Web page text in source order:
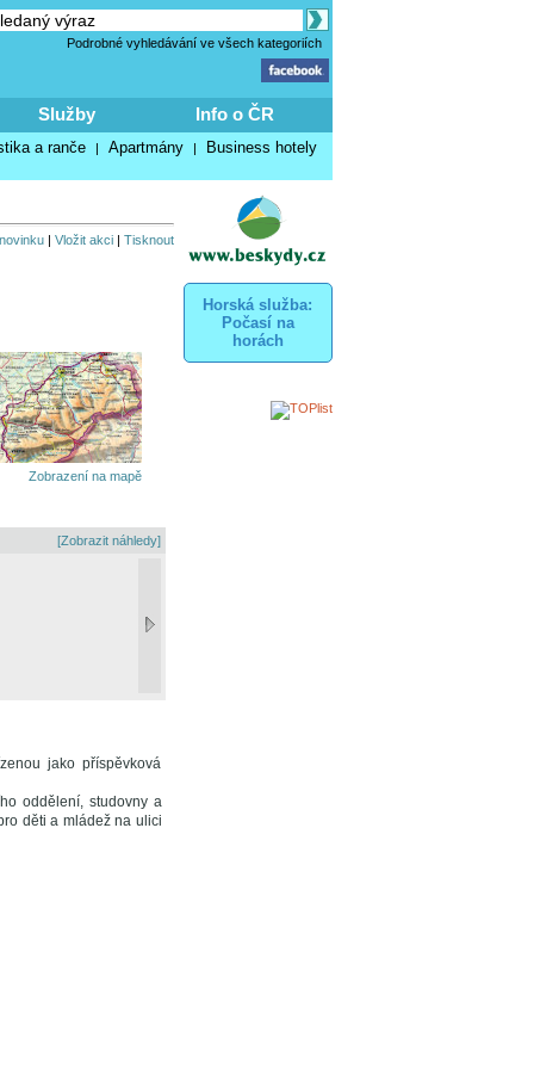
Podrobné vyhledávání ve všech kategoriích
Služby Info o ČR
a ranče | Apartmány | Business hotely
| Vložit akci| Tisknout
Zobrazení na mapě
[Zobrazit náhledy]
jako příspěvková
oddělení, studovny a
děti a mládež na ulici
Horská služba:
Počasí na
horách